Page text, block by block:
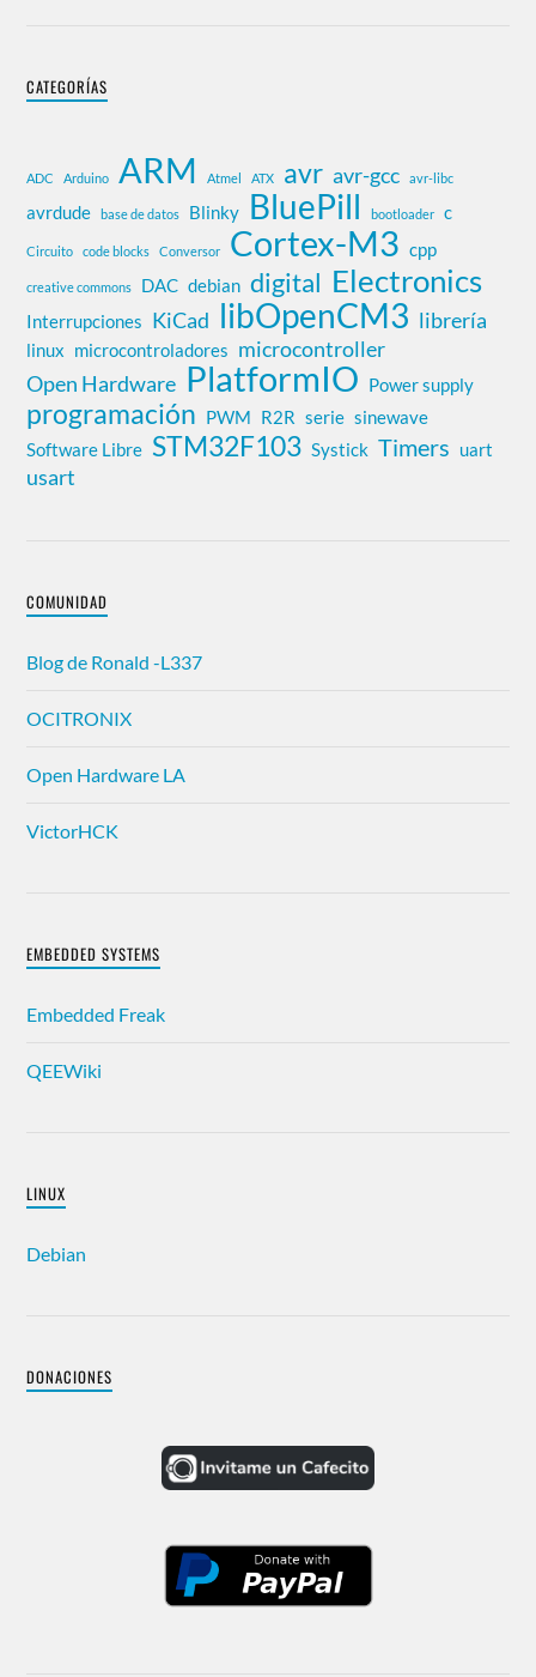
CATEGORÍAS
ADC Arduino ARM Atmel ATX avr avr-gcc avr-libc
avrdude base de datos Blinky BluePill bootloader c
Circuito code blocks Conversor Cortex-M3 cpp
creative commons DAC debian digital Electronics
Interrupciones KiCad libOpenCM3 librería
linux microcontroladores microcontroller
Open Hardware PlatformIO Power supply
programación PWM R2R serie sinewave
Software Libre STM32F103 Systick Timers uart
usart
COMUNIDAD
Blog de Ronald -L337
OCITRONIX
Open Hardware LA
VictorHCK
EMBEDDED SYSTEMS
Embedded Freak
QEEWiki
LINUX
Debian
DONACIONES